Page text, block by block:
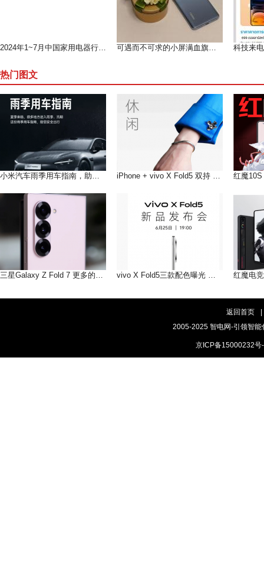
2024年1~7月中国家用电器行业运行形势分析（上） 可遇而不可求的小屏满血旗舰--魅族 18测评
热门图文
小米汽车雨季用车指南，助您在雨季安全出行 iPhone + vivo X Fold5 双持 以长补短互联互通双倍快乐!
三星Galaxy Z Fold 7 更多的AI即将到来 vivo X Fold5三款配色曝光 轻薄手感，和你好搭
返回首页
2005-2025 智电网-引领智
京ICP备15000232号